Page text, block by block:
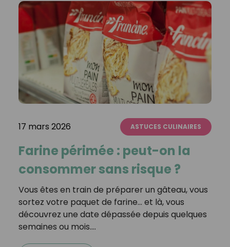
17 mars 2026 ASTUCES CULINAIRES
Farine périmée : peut-on la
consommer sans risque ?
Vous êtes en train de préparer un gâteau, vous
sortez votre paquet de farine… et là, vous
découvrez une date dépassée depuis quelques
semaines ou mois.…